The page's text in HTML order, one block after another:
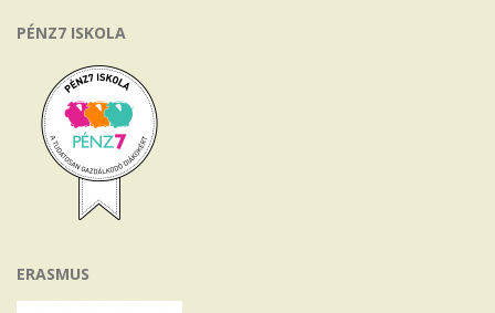
PÉNZ7 ISKOLA
ERASMUS